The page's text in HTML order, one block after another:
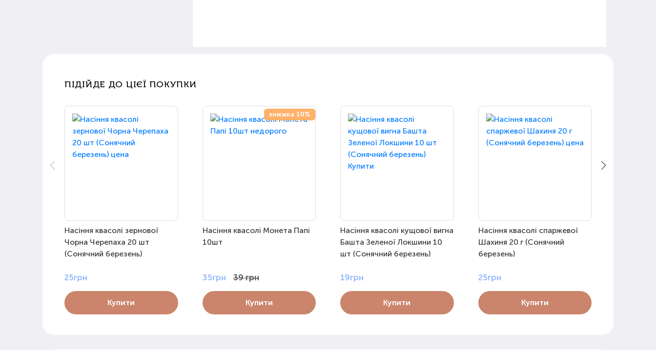
ПІДІЙДЕ ДО ЦІЄЇ ПОКУПКИ
Насіння квасолі зернової
Чорна Черепаха 20 шт
(Сонячний березень)
25грн
Купити
знижка 10%
Насіння квасолі Монета Папі
10шт
35грн 39 грн
Купити
Насіння квасолі кущової вигна
Башта Зеленої Локшини 10
шт (Сонячний березень)
19грн
Купити
Насіння квасолі спаржевої
Шахиня 20 г (Сонячний
березень)
25грн
Купити